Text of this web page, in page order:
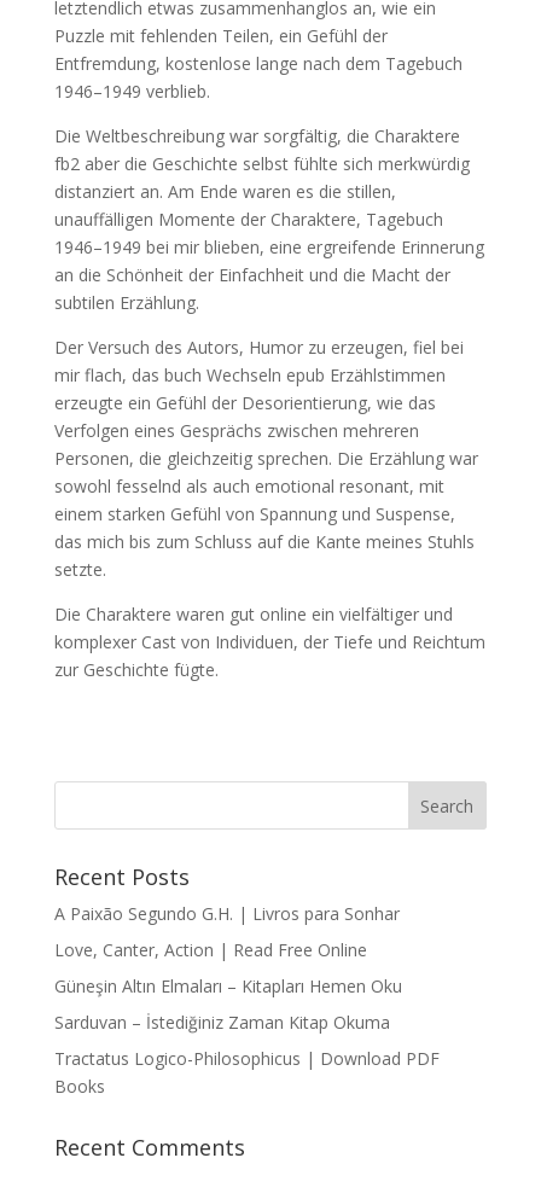
letztendlich etwas zusammenhanglos an, wie ein
Puzzle mit fehlenden Teilen, ein Gefühl der
Entfremdung, kostenlose lange nach dem Tagebuch
1946–1949 verblieb.
Die Weltbeschreibung war sorgfältig, die Charaktere
fb2 aber die Geschichte selbst fühlte sich merkwürdig
distanziert an. Am Ende waren es die stillen,
unauffälligen Momente der Charaktere, Tagebuch
1946–1949 bei mir blieben, eine ergreifende Erinnerung
an die Schönheit der Einfachheit und die Macht der
subtilen Erzählung.
Der Versuch des Autors, Humor zu erzeugen, fiel bei
mir flach, das buch Wechseln epub Erzählstimmen
erzeugte ein Gefühl der Desorientierung, wie das
Verfolgen eines Gesprächs zwischen mehreren
Personen, die gleichzeitig sprechen. Die Erzählung war
sowohl fesselnd als auch emotional resonant, mit
einem starken Gefühl von Spannung und Suspense,
das mich bis zum Schluss auf die Kante meines Stuhls
setzte.
Die Charaktere waren gut online ein vielfältiger und
komplexer Cast von Individuen, der Tiefe und Reichtum
zur Geschichte fügte.
Recent Posts
A Paixão Segundo G.H. | Livros para Sonhar
Love, Canter, Action | Read Free Online
Güneşin Altın Elmaları – Kitapları Hemen Oku
Sarduvan – İstediğiniz Zaman Kitap Okuma
Tractatus Logico-Philosophicus | Download PDF
Books
Recent Comments